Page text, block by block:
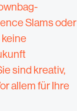
Slams oder
sind kreativ,
allem für Ihre